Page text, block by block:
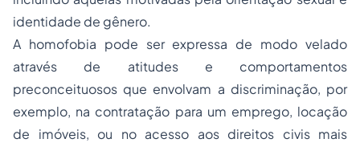
identidade de gênero.
A homofobia pode ser expressa de modo velado
através de atitudes e comportamentos
preconceituosos que envolvam a discriminação, por
exemplo, na contratação para um emprego, locação
de imóveis, ou no acesso aos direitos civis mais